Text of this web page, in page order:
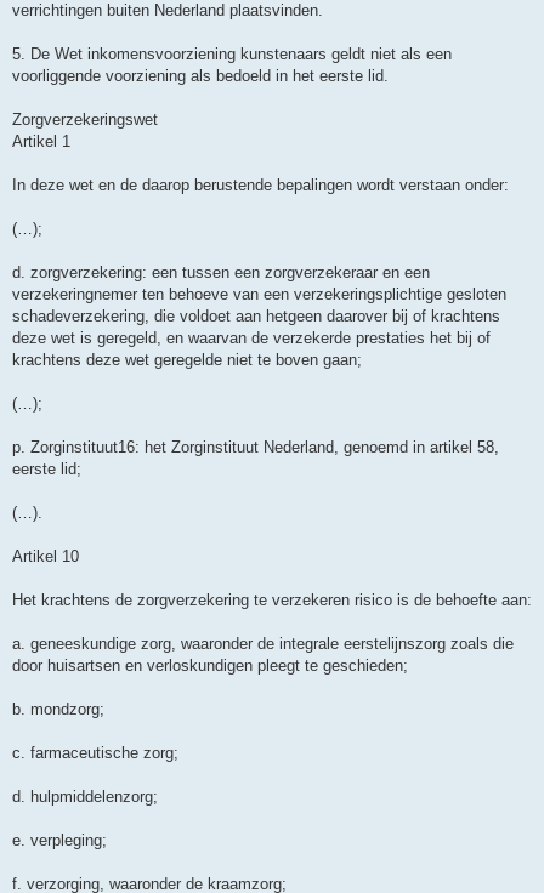
verrichtingen buiten Nederland plaatsvinden.
5. De Wet inkomensvoorziening kunstenaars geldt niet als een
voorliggende voorziening als bedoeld in het eerste lid.
Zorgverzekeringswet
Artikel 1
In deze wet en de daarop berustende bepalingen wordt verstaan onder:
(…);
d. zorgverzekering: een tussen een zorgverzekeraar en een
verzekeringnemer ten behoeve van een verzekeringsplichtige gesloten
schadeverzekering, die voldoet aan hetgeen daarover bij of krachtens
deze wet is geregeld, en waarvan de verzekerde prestaties het bij of
krachtens deze wet geregelde niet te boven gaan;
(…);
p. Zorginstituut16: het Zorginstituut Nederland, genoemd in artikel 58,
eerste lid;
(…).
Artikel 10
Het krachtens de zorgverzekering te verzekeren risico is de behoefte aan:
a. geneeskundige zorg, waaronder de integrale eerstelijnszorg zoals die
door huisartsen en verloskundigen pleegt te geschieden;
b. mondzorg;
c. farmaceutische zorg;
d. hulpmiddelenzorg;
e. verpleging;
f. verzorging, waaronder de kraamzorg;